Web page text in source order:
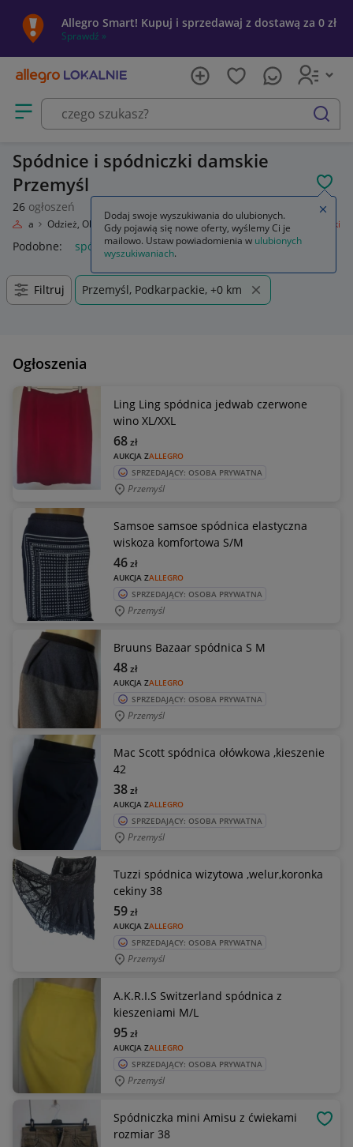
Allegro Smart! Kupuj i sprzedawaj z dostawą za 0 zł
Sprawdź »
Otwórz menu z kategoriami
szukaj
Spódnice i spódniczki damskie
Przemyśl
26 ogłoszeń
Moda Odzież, Obuwie, Dodatki Odzież damska Spódnice i spódniczki
Podobne: spódnice i spódniczki
Filtruj Przemyśl, Podkarpackie, +0 km
Ogłoszenia
Ling Ling spódnica jedwab czerwone
wino XL/XXL
AUKCJA ZALLEGRO
68zł
SPRZEDAJĄCY: OSOBA PRYWATNA
Przemyśl
Samsoe samsoe spódnica elastyczna
wiskoza komfortowa S/M
AUKCJA ZALLEGRO
46zł
SPRZEDAJĄCY: OSOBA PRYWATNA
Przemyśl
Bruuns Bazaar spódnica S M
AUKCJA ZALLEGRO
48zł
SPRZEDAJĄCY: OSOBA PRYWATNA
Przemyśl
Mac Scott spódnica ołówkowa ,kieszenie
42
AUKCJA ZALLEGRO
38zł
SPRZEDAJĄCY: OSOBA PRYWATNA
Przemyśl
Tuzzi spódnica wizytowa ,welur,koronka
cekiny 38
AUKCJA ZALLEGRO
59zł
SPRZEDAJĄCY: OSOBA PRYWATNA
Przemyśl
A.K.R.I.S Switzerland spódnica z
kieszeniami M/L
AUKCJA ZALLEGRO
95zł
SPRZEDAJĄCY: OSOBA PRYWATNA
Przemyśl
Spódniczka mini Amisu z ćwiekami
rozmiar 38
Dodaj swoje wyszukiwania do ulubionych.
Gdy pojawią się nowe oferty, wyślemy Ci je
mailowo. Ustaw powiadomienia w ulubionych
wyszukiwaniach.